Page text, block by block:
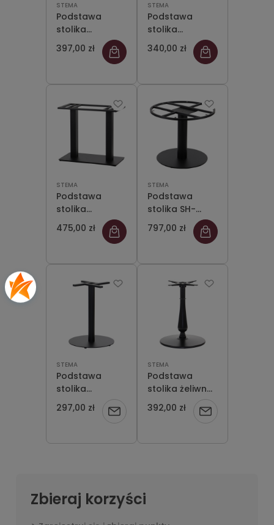
STEMA
Podstawa
stolika
podwójna SH-
3052/B (stelaż
wysokość 73
czarny
397,00 zł
STEMA
Podstawa
stolika
podwójna SH-
4001-2/B
(stelaż stolika),
wysokość 73
czarny
340,00 zł
STEMA
Podstawa
stolika
podwójna SH-
5003-3/B,
wysokość 72
475,00 zł
STEMA
Podstawa
stolika SH-
3012-1/B,
czarna,
wysokość 72,5
cm (stelaż
797,00 zł
STEMA
Podstawa
stolika
metalowa SH-
5001-8/B
297,00 zł
Powiadom
STEMA
Podstawa
stolika żeliwna
SH-5013-10/B
392,00 zł
Powiadom
Zbieraj korzyści